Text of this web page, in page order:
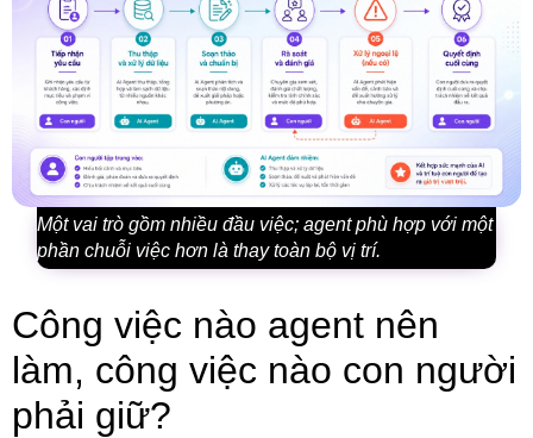
Một vai trò gồm nhiều đầu việc; agent phù hợp với một
phần chuỗi việc hơn là thay toàn bộ vị trí.
Công việc nào agent nên
làm, công việc nào con người
phải giữ?